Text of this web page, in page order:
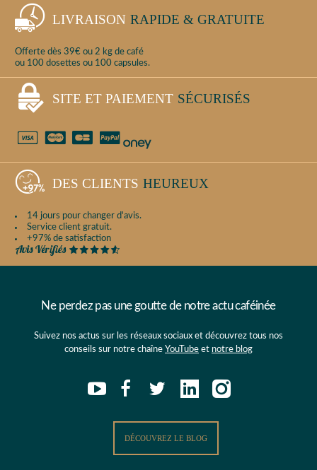
LIVRAISON RAPIDE & GRATUITE
Offerte dès 39€ ou 2 kg de café
ou 100 dosettes ou 100 capsules.
SITE ET PAIEMENT SÉCURISÉS
DES CLIENTS HEUREUX
14 jours pour changer d'avis.
Service client gratuit.
+97% de satisfaction
Ne perdez pas une goutte de notre actu caféinée
Suivez nos actus sur les réseaux sociaux et découvrez tous nos
conseils sur notre chaîne YouTube et notre blog
DÉCOUVREZ LE BLOG